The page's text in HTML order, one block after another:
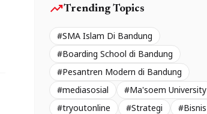
trending_upTrending Topics
#SMA Islam Di Bandung
#Boarding School di Bandung
#Pesantren Modern di Bandung
#mediasosial
#Ma'soem University
#tryoutonline
#Strategi
#Bisnis